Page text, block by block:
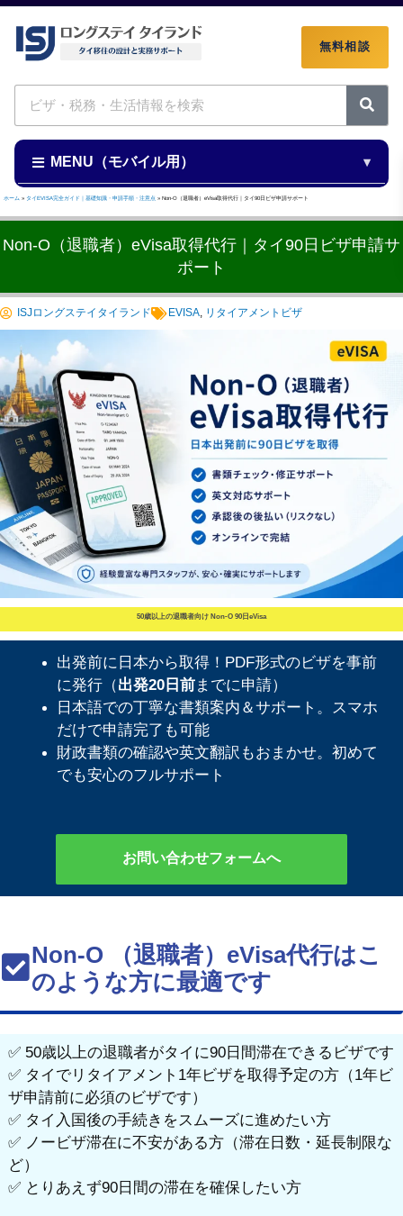
無料相談
MENU（モバイル用）
ホーム » タイEVISA完全ガイド｜基礎知識・申請手順・注意点 » Non-O（退職者）eVisa取得代行｜タイ90日ビザ申請サポート
Non-O（退職者）eVisa取得代行｜タイ90日ビザ申請サ
ポート
ISJロングステイタイランド EVISA, リタイアメントビザ
50歳以上の退職者向け Non-O 90日eVisa
出発前に日本から取得！PDF形式のビザを事前
に発行（出発20日前までに申請）
日本語での丁寧な書類案内＆サポート。スマホ
だけで申請完了も可能
財政書類の確認や英文翻訳もおまかせ。初めて
でも安心のフルサポート
お問い合わせフォームへ
Non-O （退職者）eVisa代行はこ
のような方に最適です
✅ 50歳以上の退職者がタイに90日間滞在できるビザです
✅ タイでリタイアメント1年ビザを取得予定の方（1年ビ
ザ申請前に必須のビザです）
✅ タイ入国後の手続きをスムーズに進めたい方
✅ ノービザ滞在に不安がある方（滞在日数・延長制限な
ど）
✅ とりあえず90日間の滞在を確保したい方